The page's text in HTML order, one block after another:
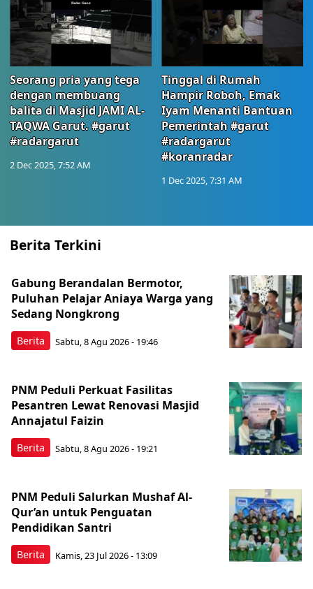
Seorang pria yang tega
dengan membuang
balita di Masjid JAMI AL-
TAQWA Garut. #garut
#radargarut
2 Dec 2025, 7:52 AM
Tinggal di Rumah
Hampir Roboh, Emak
Iyam Menanti Bantuan
Pemerintah #garut
#radargarut
#koranradar
1 Dec 2025, 7:31 AM
Berita Terkini
Berita
Gabung Berandalan Bermotor,
Puluhan Pelajar Aniaya Warga yang
Sedang Nongkrong
Sabtu, 8 Agu 2026 - 19:46
Berita
PNM Peduli Perkuat Fasilitas
Pesantren Lewat Renovasi Masjid
Annajatul Faizin
Sabtu, 8 Agu 2026 - 19:21
Berita
PNM Peduli Salurkan Mushaf Al-
Qur’an untuk Penguatan
Pendidikan Santri
Kamis, 23 Jul 2026 - 13:09